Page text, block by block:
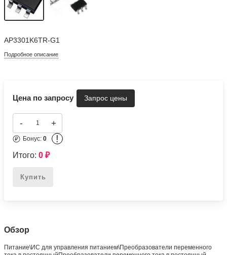
AP3301K6TR-G1
Подробное описание
Цена по запросу
- +
Бонус:0 !
Итого:0₽
Купить
Обзор
Питание\ИС для управления питанием\Преобразователи переменного